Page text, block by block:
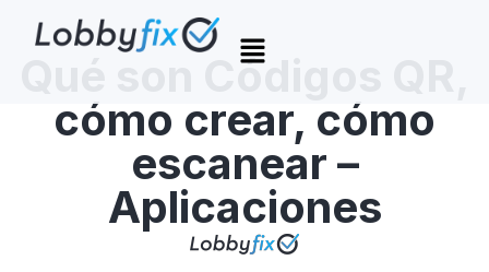
Qué son Códigos QR,
cómo crear, cómo
escanear –
Aplicaciones